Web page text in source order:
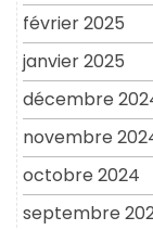
février 2025
janvier 2025
décembre
novembre
octobre 2024
septembre